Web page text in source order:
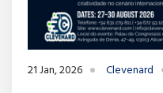
21 Jan, 2026 Clevenard